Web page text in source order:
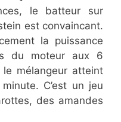
le batteur sur
est convaincant.
la puissance
du moteur aux 6
mélangeur atteint
C’est un jeu
des amandes